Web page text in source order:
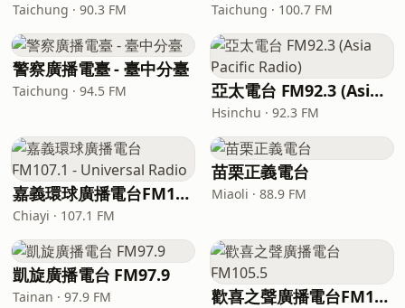
Taichung · 90.3 FM Taichung · 100.7 FM
警察廣播電臺 - 臺中分臺
Taichung · 94.5 FM 亞太電台 FM92.3 (Asia Pacific Radio)
Hsinchu · 92.3 FM
嘉義環球廣播電台FM107.1 - Universal Radio
Chiayi · 107.1 FM
苗栗正義電台
Miaoli · 88.9 FM
凱旋廣播電台 FM97.9
Tainan · 97.9 FM 歡喜之聲廣播電台FM105.5